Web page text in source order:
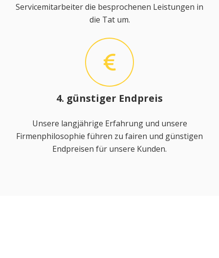
Servicemitarbeiter die besprochenen Leistungen in
die Tat um.
4. günstiger Endpreis
Unsere langjährige Erfahrung und unsere
Firmenphilosophie führen zu fairen und günstigen
Endpreisen für unsere Kunden.